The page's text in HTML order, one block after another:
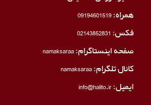
همراه:09194601519
فکس:02143852831
صفحه اینستاگرام:namaksaraa
کانال تلگرام:namaksaraa
ایمیل: info@halito.ir